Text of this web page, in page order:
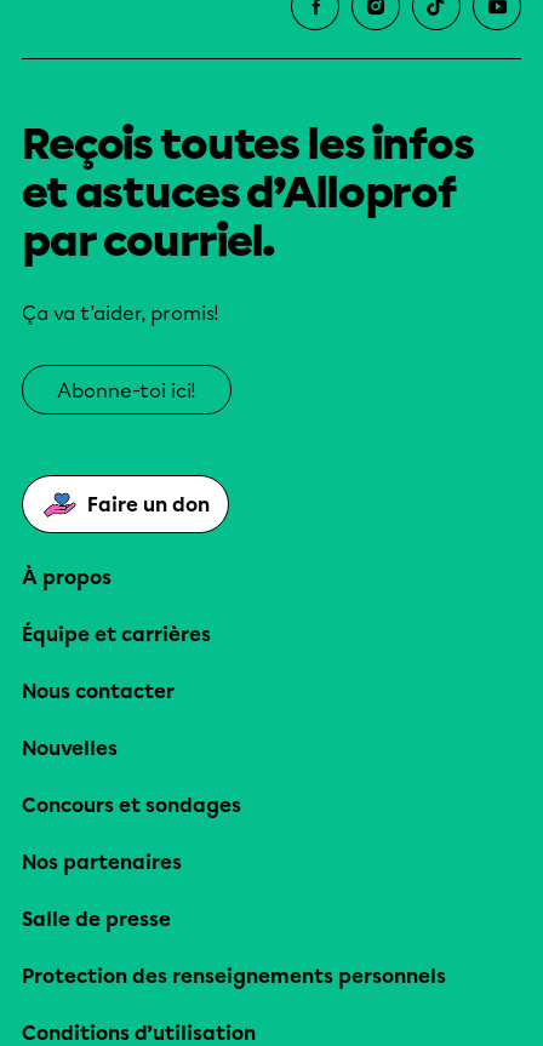
Reçois toutes les infos
et astuces d’Alloprof
par courriel.
Ça va t’aider, promis!
Abonne-toi ici!
Faire un don
À propos
Équipe et carrières
Nous contacter
Nouvelles
Concours et sondages
Nos partenaires
Salle de presse
Protection des renseignements personnels
Conditions d’utilisation